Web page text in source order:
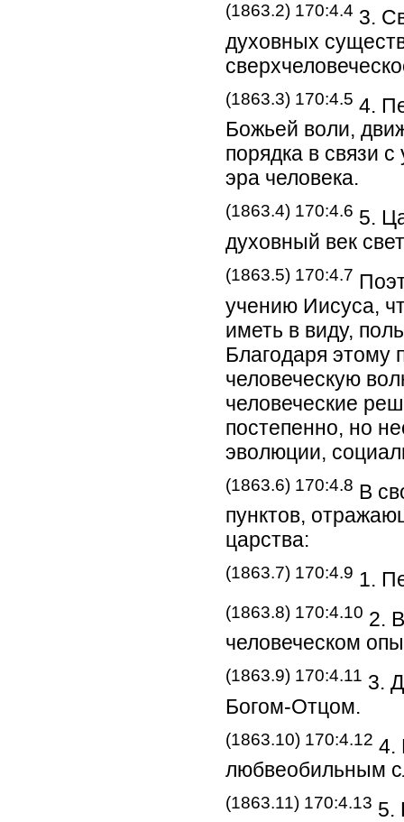
(1863.2) 170:4.4 3.
духовных
(1863.3) 170:4.5 4.
Божьей воли,
порядка в связи
эра человека.
(1863.4) 170:4.6 5.
духовный век
(1863.5) 170:4.7
учению Иисуса,
иметь в виду,
Благодаря этому
человеческую
человеческие
постепенно, но
эволюции,
(1863.6) 170:4.8 В
пунктов,
царства:
(1863.7) 170:4.9 1.
(1863.8) 170:4.10 2.
человеческом
(1863.9) 170:4.11 3.
Богом-Отцом.
(1863.10) 170:4.12 4.
любвеобильным
(1863.11) 170:4.13 5.